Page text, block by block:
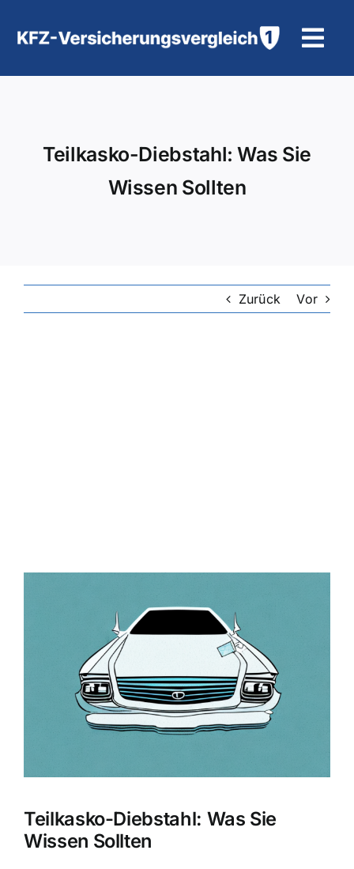
Inhalt
Hilfe und Kontakt
Teilkasko-Diebstahl: Was Sie
Wissen Sollten
Zurück Vor
Teilkasko-Diebstahl: Was Sie
Wissen Sollten